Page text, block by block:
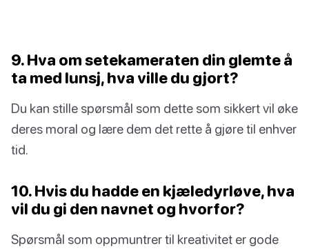
9. Hva om setekameraten din glemte å
ta med lunsj, hva ville du gjort?
Du kan stille spørsmål som dette som sikkert vil øke
deres moral og lære dem det rette å gjøre til enhver
tid.
10. Hvis du hadde en kjæledyrløve, hva
vil du gi den navnet og hvorfor?
Spørsmål som oppmuntrer til kreativitet er gode